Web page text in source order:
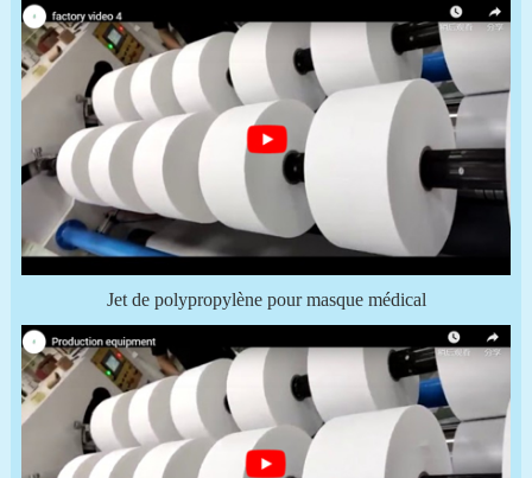
Jet de polypropylène pour masque médical